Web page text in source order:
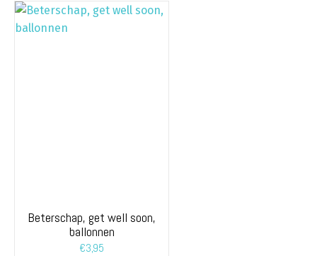
Beterschap, get well soon,
ballonnen
€3,95